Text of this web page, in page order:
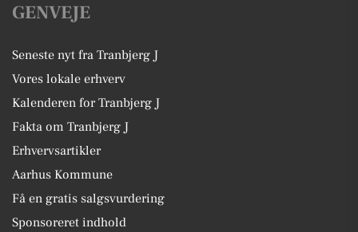
GENVEJE
Seneste nyt fra Tranbjerg J
Vores lokale erhverv
Kalenderen for Tranbjerg J
Fakta om Tranbjerg J
Erhvervsartikler
Aarhus Kommune
Få en gratis salgsvurdering
Sponsoreret indhold